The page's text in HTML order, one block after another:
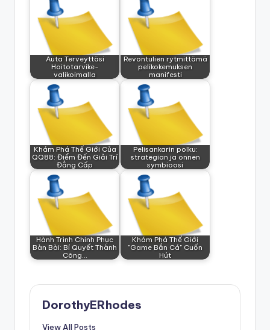
Auta Terveyttäsi
Hoitotarvike-
valikoimalla
Revontulien rytmittämä
pelikokemuksen
manifesti
Khám Phá Thế Giới Của
QQ88: Điểm Đến Giải Trí
Đẳng Cấp
Pelisankarin polku:
strategian ja onnen
symbioosi
Hành Trình Chinh Phục
Bàn Bài: Bí Quyết Thành
Công…
Khám Phá Thế Giới
"Game Bắn Cá" Cuốn
Hút
DorothyERhodes
View All Posts